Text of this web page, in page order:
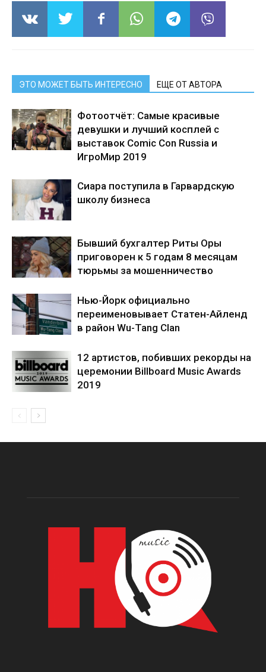
ЭТО МОЖЕТ БЫТЬ ИНТЕРЕСНО ЕЩЕ ОТ АВТОРА
Фотоотчёт: Самые красивые
девушки и лучший косплей с
выставок Comic Con Russia и
ИгроМир 2019
Сиара поступила в Гарвардскую
школу бизнеса
Бывший бухгалтер Риты Оры
приговорен к 5 годам 8 месяцам
тюрьмы за мошенничество
Нью-Йорк официально
переименовывает Статен-Айленд
в район Wu-Tang Clan
12 артистов, побивших рекорды на
церемонии Billboard Music Awards
2019